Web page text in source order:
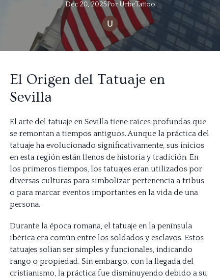
Dec 20, 2025Por UrbeTattoo
El Origen del Tatuaje en
Sevilla
El arte del tatuaje en Sevilla tiene raíces profundas que
se remontan a tiempos antiguos. Aunque la práctica del
tatuaje ha evolucionado significativamente, sus inicios
en esta región están llenos de historia y tradición. En
los primeros tiempos, los tatuajes eran utilizados por
diversas culturas para simbolizar pertenencia a tribus
o para marcar eventos importantes en la vida de una
persona.
Durante la época romana, el tatuaje en la península
ibérica era común entre los soldados y esclavos. Estos
tatuajes solían ser simples y funcionales, indicando
rango o propiedad. Sin embargo, con la llegada del
cristianismo, la práctica fue disminuyendo debido a su